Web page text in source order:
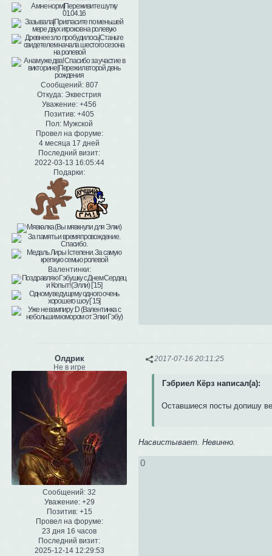
Сообщений:807
Откуда: Эквестрия
Уважение: +456
Позитив: +405
Пол: Мужской
Провел на форуме:
4 месяца 17 дней
Последний визит:
2022-03-13 16:05:44
Подарки:
Валентинки:
2017-07-16 20:11:25
Олдрик
Не в игре
Сообщений: 32
Уважение: +29
Позитив: +15
Провел на форуме:
23 дня 16 часов
Последний визит:
2025-12-14 12:29:53
Гэбриел Кёрз написал(а):
Оставшиеся посты допишу
Насвистывает. Невинно.
0